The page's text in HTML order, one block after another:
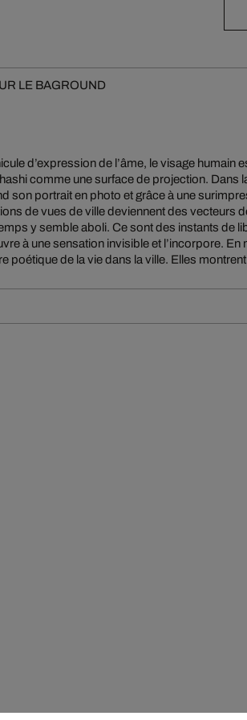
LE BAGROUND
d’expression de l’âme, le visage humain
comme une surface de projection. Dans
son portrait en photo et grâce à une
de vues de ville deviennent des vecteurs
y semble aboli. Ce sont des instants de
à une sensation invisible et l’incorpore.
poétique de la vie dans la ville. Elles
visages s’entrecroisent, souples, dans une
profondeur émotionnelle et d’une grande
ne reconnaissons qu’à moitié le visage de